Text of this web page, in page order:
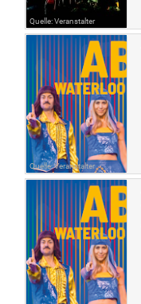
Quelle: Veranstalter
Quelle: Veranstalter